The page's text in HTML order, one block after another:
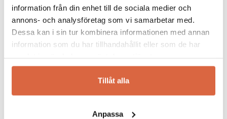
information från din enhet till de sociala medier och
annons- och analysföretag som vi samarbetar med.
Dessa kan i sin tur kombinera informationen med annan
information som du har tillhandahållit eller som de har
Tillåt alla
Anpassa
kvalitet och inte minst hållbarhet. Allt för att
du ska kunna vara utomhus oftare och njuta av
livet i dina Hillerstorpsmöbler. Behöver du en
utegrupp , en soffgrupp eller nya
solstolar
Hillerstorp.
Upptäck och köp utemöbler från Hillerstorp
online eller i vårabutiker i Jönköping och